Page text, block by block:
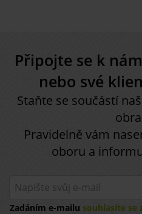
Připojte se k
nebo své
Staňte se součástí
Pravidelně vám
oboru a
Zadáním e-mailu souhlasíte se